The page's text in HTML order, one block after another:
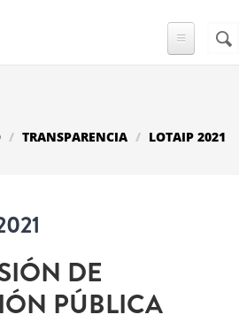
DE
TRANSPARENCIA LOTAIP 2021
DE
PÚBLICA